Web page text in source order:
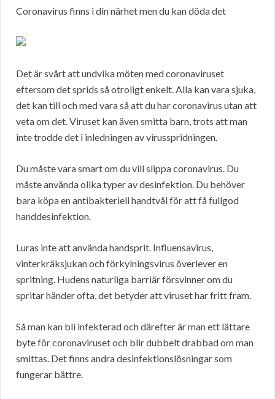
Coronavirus finns i din närhet men du kan döda det
Det är svårt att undvika möten med coronaviruset
eftersom det sprids så otroligt enkelt. Alla kan vara sjuka,
det kan till och med vara så att du har coronavirus utan att
veta om det. Viruset kan även smitta barn, trots att man
inte trodde det i inledningen av virusspridningen.
Du måste vara smart om du vill slippa coronavirus. Du
måste använda olika typer av desinfektion. Du behöver
bara köpa en antibakteriell handtvål för att få fullgod
handdesinfektion.
Luras inte att använda handsprit. Influensavirus,
vinterkräksjukan och förkylningsvirus överlever en
spritning. Hudens naturliga barriär försvinner om du
spritar händer ofta, det betyder att viruset har fritt fram.
Så man kan bli infekterad och därefter är man ett lättare
byte för coronaviruset och blir dubbelt drabbad om man
smittas. Det finns andra desinfektionslösningar som
fungerar bättre.